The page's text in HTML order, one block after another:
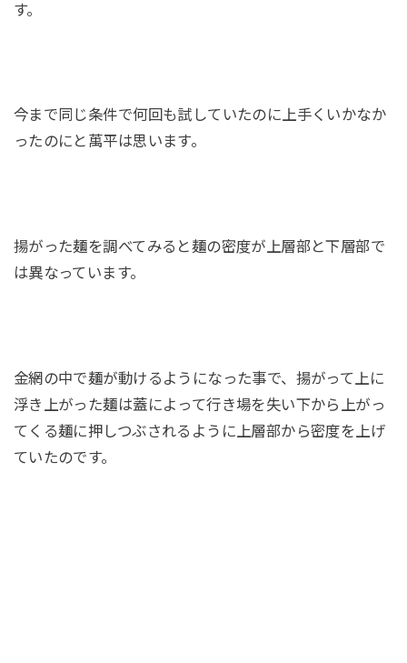
す。
今まで同じ条件で何回も試していたのに上手くいかなか
ったのにと萬平は思います。
揚がった麺を調べてみると麺の密度が上層部と下層部で
は異なっています。
金網の中で麺が動けるようになった事で、揚がって上に
浮き上がった麺は蓋によって行き場を失い下から上がっ
てくる麺に押しつぶされるように上層部から密度を上げ
ていたのです。